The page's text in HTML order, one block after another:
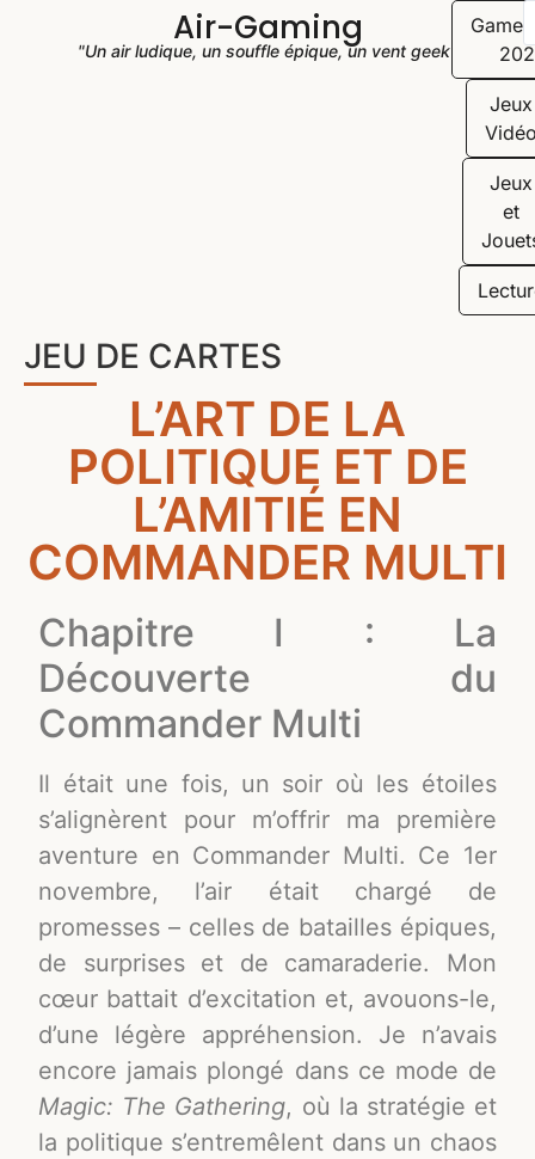
Air-Gaming
"Un air ludique, un souffle épique, un vent geek"
Jeux
Jeux
et
JEU DE CARTES
L’ART DE LA
POLITIQUE ET DE
L’AMITIÉ EN
COMMANDER MULTI
Chapitre I : La
Découverte du
Commander Multi
Il était une fois, un soir où les étoiles
s’alignèrent pour m’offrir ma première
aventure en Commander Multi. Ce 1er
novembre, l’air était chargé de
promesses – celles de batailles épiques,
de surprises et de camaraderie. Mon
cœur battait d’excitation et, avouons-le,
d’une légère appréhension. Je n’avais
encore jamais plongé dans ce mode de
Magic: The Gathering, où la stratégie et
la politique s’entremêlent dans un chaos